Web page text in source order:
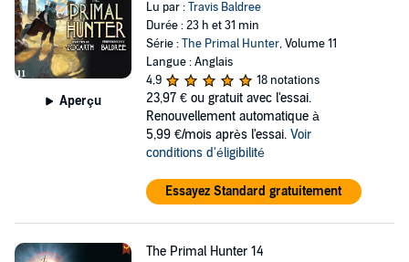
Aperçu
Lu par :Travis Baldree
Durée : 23 h et 31 min
Série :The Primal Hunter, Volume 11
Langue : Anglais
4,9
18 notations
23,97 € ou gratuit avec l'essai.
Renouvellement automatique à
5,99 €/mois après l'essai. Voir
conditions d'éligibilité
Essayez Standard gratuitement
The Primal Hunter 14